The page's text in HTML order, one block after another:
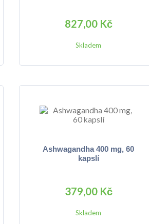
827,00 Kč
Skladem
Ashwagandha 400 mg, 60
kapslí
379,00 Kč
Skladem